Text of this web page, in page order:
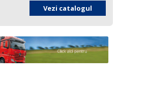
Vezi catalogul